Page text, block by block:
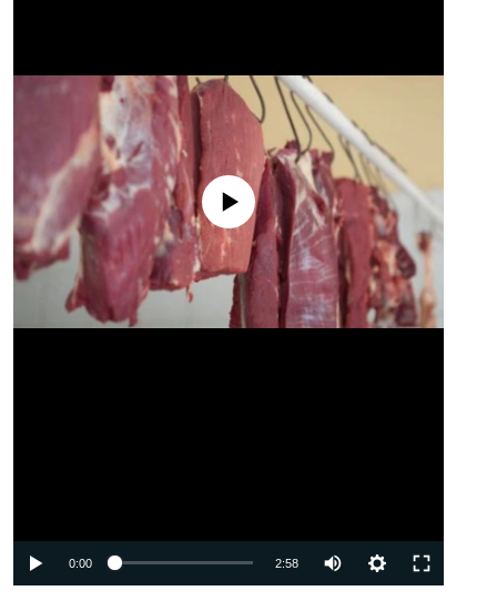
No media source currently available
0:00 2:58